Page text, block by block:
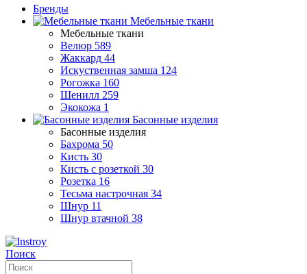
Бренды
Мебельные ткани
Мебельные ткани
Велюр 589
Жаккард 44
Искуственная замша 124
Рогожка 160
Шенилл 259
Экокожа 1
Басонные изделия
Басонные изделия
Бахрома 50
Кисть 30
Кисть с розеткой 30
Розетка 16
Тесьма настрочная 34
Шнур 11
Шнур втачной 38
Поиск